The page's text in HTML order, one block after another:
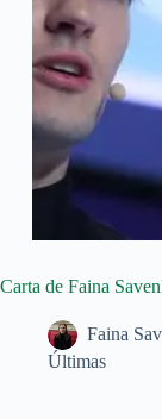
Carta de Faina
Faina
Últimas